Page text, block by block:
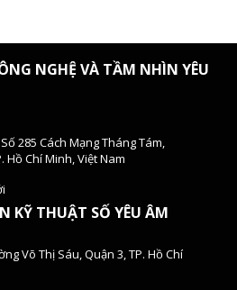
NGHỆ VÀ TẦM NHÌN YÊU
285 Cách Mạng Tháng Tám,
Hồ Chí Minh, Việt Nam
KỸ THUẬT SỐ YÊU ÂM
Võ Thị Sáu, Quận 3, TP. Hồ Chí